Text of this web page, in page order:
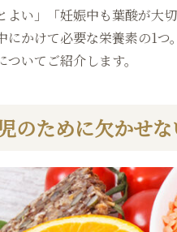
よい」「妊娠中も葉酸が大
にかけて必要な栄養素の1
いてご紹介します。
のために欠かせ